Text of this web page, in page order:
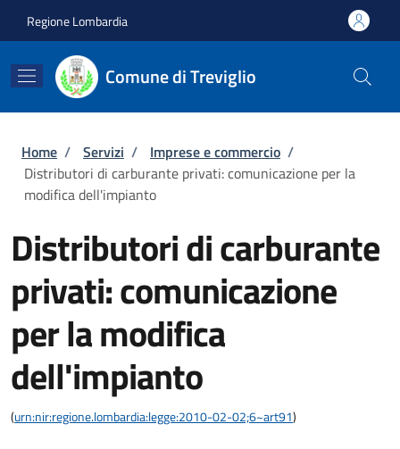
Regione Lombardia
Comune di Treviglio
Briciole di pane
Home / Servizi / Imprese e commercio /
Distributori di carburante privati: comunicazione per la
modifica dell'impianto
Distributori di carburante
privati: comunicazione
per la modifica
dell'impianto
(urn:nir:regione.lombardia:legge:2010-02-02;6~art91)